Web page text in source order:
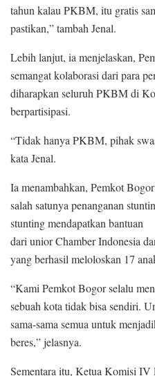
tahun kalau PKBM, itu gratis
pastikan,” tambah Jenal.
Lebih lanjut, ia menjelaskan,
semangat kolaborasi dari para
diharapkan seluruh PKBM di
berpartisipasi.
“Tidak hanya PKBM, pihak
kata Jenal.
Ia menambahkan, Pemkot
salah satunya penanganan
stunting mendapatkan bantuan
dari unior Chamber Indonesia
yang berhasil meloloskan 17
“Kami Pemkot Bogor selalu
sebuah kota tidak bisa sendiri.
sama-sama semua untuk
beres,” jelasnya.
Sementara itu, Ketua Komisi